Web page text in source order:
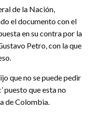
de la Nación,
el documento con el
en su contra por la
Petro, con la que
que no se puede pedir
puesto que esta no
de Colombia.